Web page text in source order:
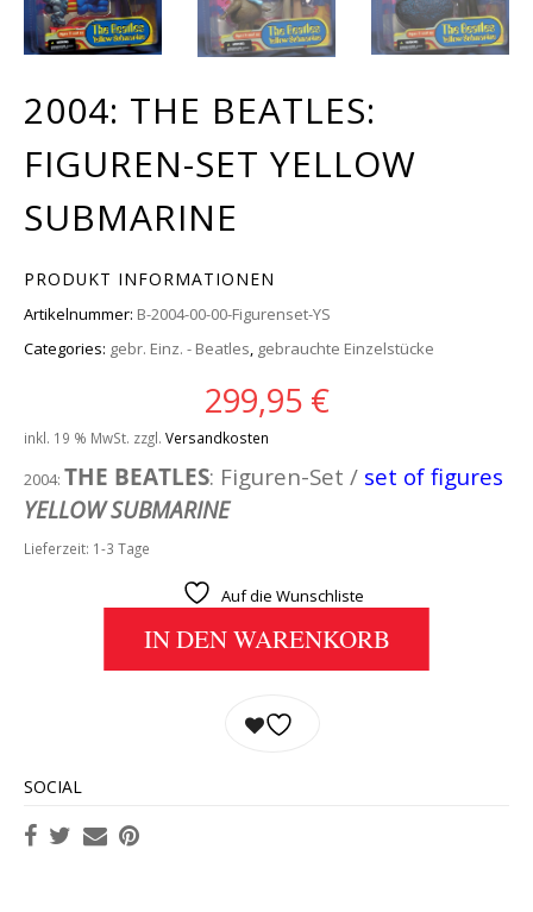
2004: THE BEATLES:
FIGUREN-SET YELLOW
SUBMARINE
PRODUKT INFORMATIONEN
Artikelnummer: B-2004-00-00-Figurenset-YS
Categories: gebr. Einz. - Beatles, gebrauchte Einzelstücke
299,95 €
inkl. 19 % MwSt. zzgl. Versandkosten
2004: THE BEATLES: Figuren-Set / set of figures
YELLOW SUBMARINE
Lieferzeit: 1-3 Tage
Auf die Wunschliste
IN DEN WARENKORB
SOCIAL